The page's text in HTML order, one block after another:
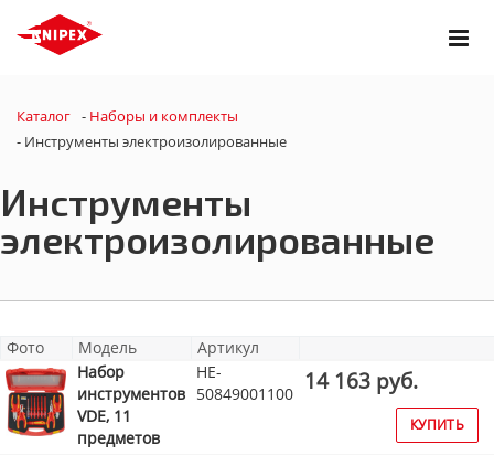
Каталог - Наборы и комплекты
- Инструменты электроизолированные
Инструменты
электроизолированные
Фото Модель
Артикул
Набор
инструментов
VDE, 11
предметов
HE-
50849001100 14 163 руб.
КУПИТЬ